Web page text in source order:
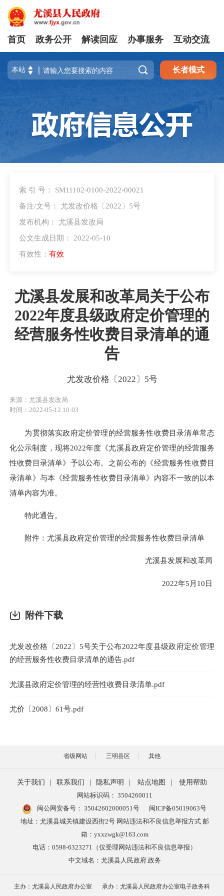
首页 政务公开 解读回应 办事服务 互动交流
 长者模式
索 引 号： SM11102-0100-2022-00021
备注/文号： 尤发改价格〔2022〕5号
发布机构： 尤溪县发改局
公文生成日期： 2022-05-10
有效性： 有效
尤溪县发展和改革局关于公布
2022年度县级政府定价管理的
经营服务性收费目录清单的通
告
尤发改价格〔2022〕5号
来源：尤溪县发改局
时间：2022-05-12 10:03
为贯彻落实政府定价管理的经营服务性收费目录清单常态
化公示制度，现将2022年度《尤溪县政府定价管理的经营服务
性收费目录清单》予以公布。之前公布的《经营服务性收费目
录清单》与本《经营服务性收费目录清单》内容不一致的以本
清单内容为准。
特此通告。
附件：尤溪县政府定价管理的经营服务性收费目录清单
尤溪县发展和改革局
2022年5月10日
附件下载
尤发改价格〔2022〕5号关于公布2022年度县级政府定价管理
的经营服务性收费目录清单的通告.pdf
尤溪县政府定价管理的经营性收费目录清单.pdf
尤价〔2008〕61号.pdf
省级网站 三明县区 其他
关于我们 联系我们 隐私声明 站点地图
使用帮助
网站标识码： 3504260011
闽公网安备号： 35042602000051号
闽ICP备05019063号
地址：尤溪县城关镇建设西街2号 网站违法和不良信息举报方式 邮
箱：yxxzwgk@163.com
电话：0598-6323271（仅受理网站违法和不良信息举报）
中文域名：尤溪县人民政府.政务
主办：尤溪县人民政府办公室 承办：尤溪县人民政府办公室电子政务科